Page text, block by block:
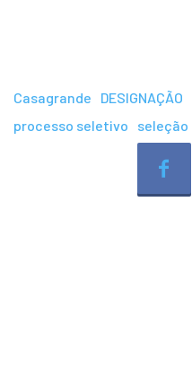
Casagrande DESIGNAÇÃO
processo seletivo
seleção